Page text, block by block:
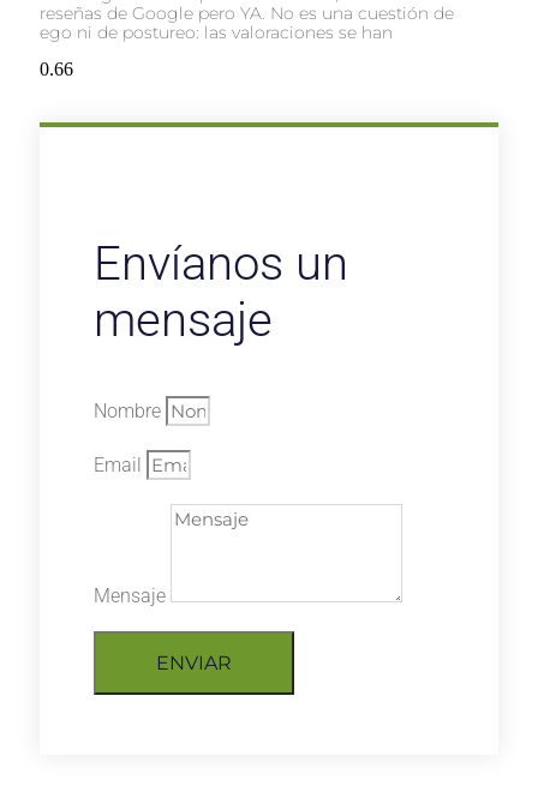
reseñas de Google pero YA. No es una cuestión de
ego ni de postureo: las valoraciones se han
Envíanos un
mensaje
Nombre
Email
Mensaje
ENVIAR